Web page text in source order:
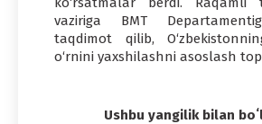
vaziriga BMT
taqdimot qilib,
o‘rnini yaxshilashni asoslash
Ushbu yangilik bilan